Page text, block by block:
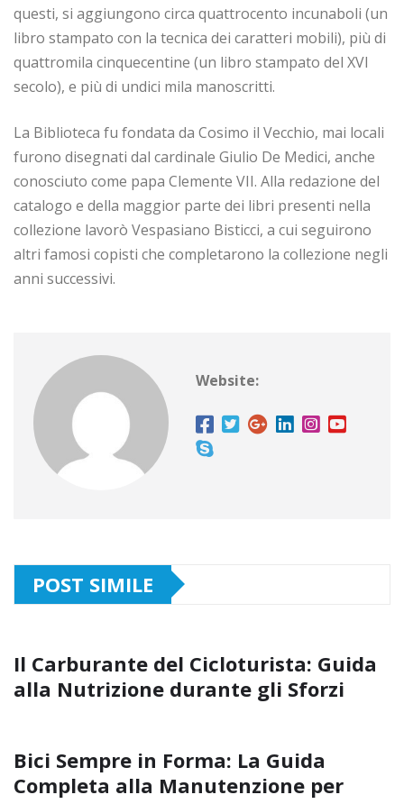
questi, si aggiungono circa quattrocento incunaboli (un
libro stampato con la tecnica dei caratteri mobili), più di
quattromila cinquecentine (un libro stampato del XVI
secolo), e più di undici mila manoscritti.
La Biblioteca fu fondata da Cosimo il Vecchio, mai locali
furono disegnati dal cardinale Giulio De Medici, anche
conosciuto come papa Clemente VII. Alla redazione del
catalogo e della maggior parte dei libri presenti nella
collezione lavorò Vespasiano Bisticci, a cui seguirono
altri famosi copisti che completarono la collezione negli
anni successivi.
Website:
POST SIMILE
Il Carburante del Cicloturista: Guida
alla Nutrizione durante gli Sforzi
Bici Sempre in Forma: La Guida
Completa alla Manutenzione per